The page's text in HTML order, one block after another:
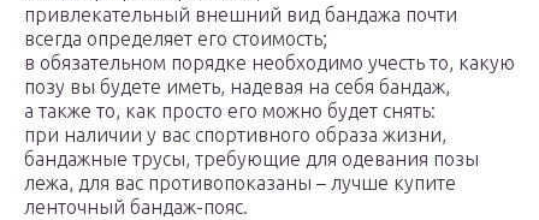
привлекательный внешний вид бандажа почти
всегда определяет его стоимость;
в обязательном порядке необходимо учесть то, какую
позу вы будете иметь, надевая на себя бандаж,
а также то, как просто его можно будет снять:
при наличии у вас спортивного образа жизни,
бандажные трусы, требующие для одевания позы
лежа, для вас противопоказаны – лучше купите
ленточный бандаж-пояс.